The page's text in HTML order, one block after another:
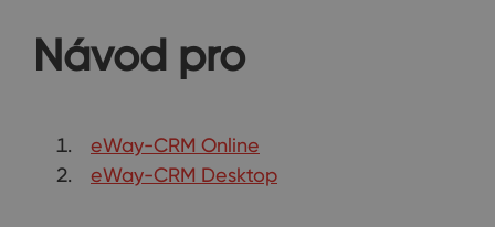
Návod pro
eWay-CRM Online
eWay-CRM Desktop